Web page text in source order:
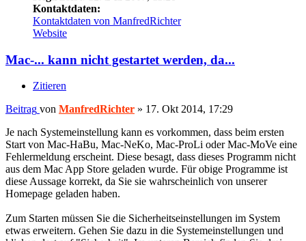
Kontaktdaten:
Kontaktdaten von ManfredRichter
Website
Mac-... kann nicht gestartet werden, da...
Zitieren
Beitrag von ManfredRichter » 17. Okt 2014, 17:29
Je nach Systemeinstellung kann es vorkommen, dass beim ersten
Start von Mac-HaBu, Mac-NeKo, Mac-ProLi oder Mac-MoVe eine
Fehlermeldung erscheint. Diese besagt, dass dieses Programm nicht
aus dem Mac App Store geladen wurde. Für obige Programme ist
diese Aussage korrekt, da Sie sie wahrscheinlich von unserer
Homepage geladen haben.
Zum Starten müssen Sie die Sicherheitseinstellungen im System
etwas erweitern. Gehen Sie dazu in die Systemeinstellungen und